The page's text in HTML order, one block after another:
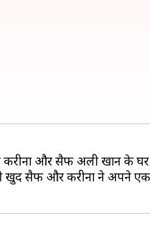
और सैफ अली खान के घर
खुद सैफ और करीना ने अपने